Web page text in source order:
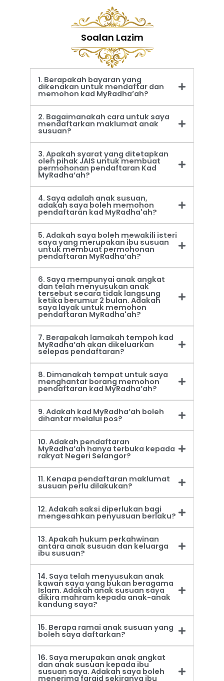
Soalan Lazim
1. Berapakah bayaran yang
dikenakan untuk mendaftar dan
memohon kad MyRadha’ah?
2. Bagaimanakah cara untuk saya
mendaftarkan maklumat anak
susuan?
3. Apakah syarat yang ditetapkan
oleh pihak JAIS untuk membuat
permohonan pendaftaran Kad
MyRadha’ah?
4. Saya adalah anak susuan,
adakah saya boleh memohon
pendaftaran kad MyRadha'ah?
5. Adakah saya boleh mewakili isteri
saya yang merupakan ibu susuan
untuk membuat permohonan
pendaftaran MyRadha’ah?
6. Saya mempunyai anak angkat
dan telah menyusukan anak
tersebut secara tidak langsung
ketika berumur 2 bulan. Adakah
saya layak untuk memohon
pendaftaran MyRadha'ah?
7. Berapakah lamakah tempoh kad
MyRadha’ah akan dikeluarkan
selepas pendaftaran?
8. Dimanakah tempat untuk saya
menghantar borang memohon
pendaftaran kad MyRadha’ah?
9. Adakah kad MyRadha’ah boleh
dihantar melalui pos?
10. Adakah pendaftaran
MyRadha’ah hanya terbuka kepada
rakyat Negeri Selangor?
11. Kenapa pendaftaran maklumat
susuan perlu dilakukan?
12. Adakah saksi diperlukan bagi
mengesahkan penyusuan berlaku?
13. Apakah hukum perkahwinan
antara anak susuan dan keluarga
ibu susuan?
14. Saya telah menyusukan anak
kawan saya yang bukan beragama
Islam. Adakah anak susuan saya
dikira mahram kepada anak-anak
kandung saya?
15. Berapa ramai anak susuan yang
boleh saya daftarkan?
16. Saya merupakan anak angkat
dan anak susuan kepada ibu
susuan saya. Adakah saya boleh
menerima faraid sekiranya ibu